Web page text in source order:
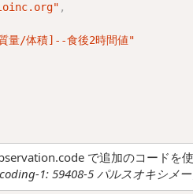
,
量/体積]--食後2時間値"
で追加のコードを
coding-1: 59408-5 パルスオキシメ